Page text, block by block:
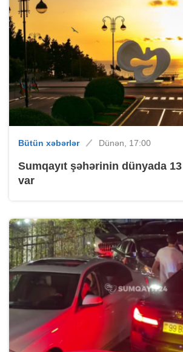
Bütün xəbərlər Dünən, 17:00
Sumqayıt şəhərinin dünyada
var